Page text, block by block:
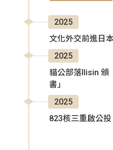
2025
文化外交前進日
2025
貓公部落Ilisin 頒
書」
2025
823核三重啟公